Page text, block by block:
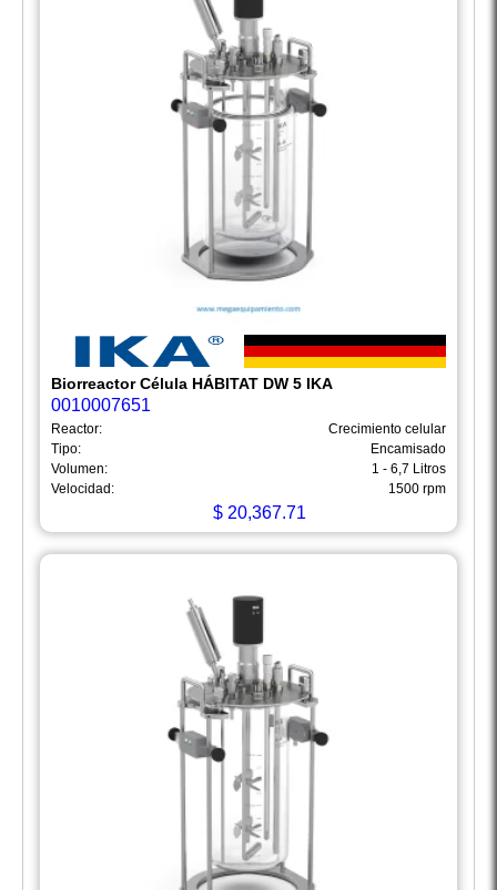
Biorreactor Célula HÁBITAT DW 5 IKA
0010007651
Reactor:
Crecimiento celular
Tipo:
Encamisado
Volumen:
1 - 6,7 Litros
Velocidad:
1500 rpm
$ 20,367.71